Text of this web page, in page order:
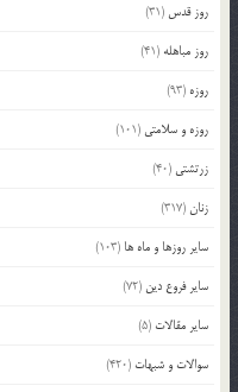
روز قدس (31)
روز مباهله (41)
روزه (93)
روزه و سلامتی (101)
زرتشتی (40)
زنان(317)
سایر روزها و ماه ها (103)
سایر فروع دین (72)
سایر مقالات (5)
سوالات و شبهات (420)